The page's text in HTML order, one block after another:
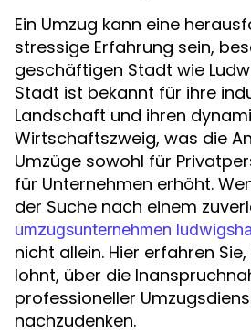
Ein Umzug kann eine
stressige Erfahrung sein,
geschäftigen Stadt wie
Stadt ist bekannt für ihre
Landschaft und ihren
Wirtschaftszweig, was die
Umzüge sowohl für
für Unternehmen erhöht.
der Suche nach einem
umzugsunternehmen
nicht allein. Hier erfahren
lohnt, über die
professioneller
nachzudenken.